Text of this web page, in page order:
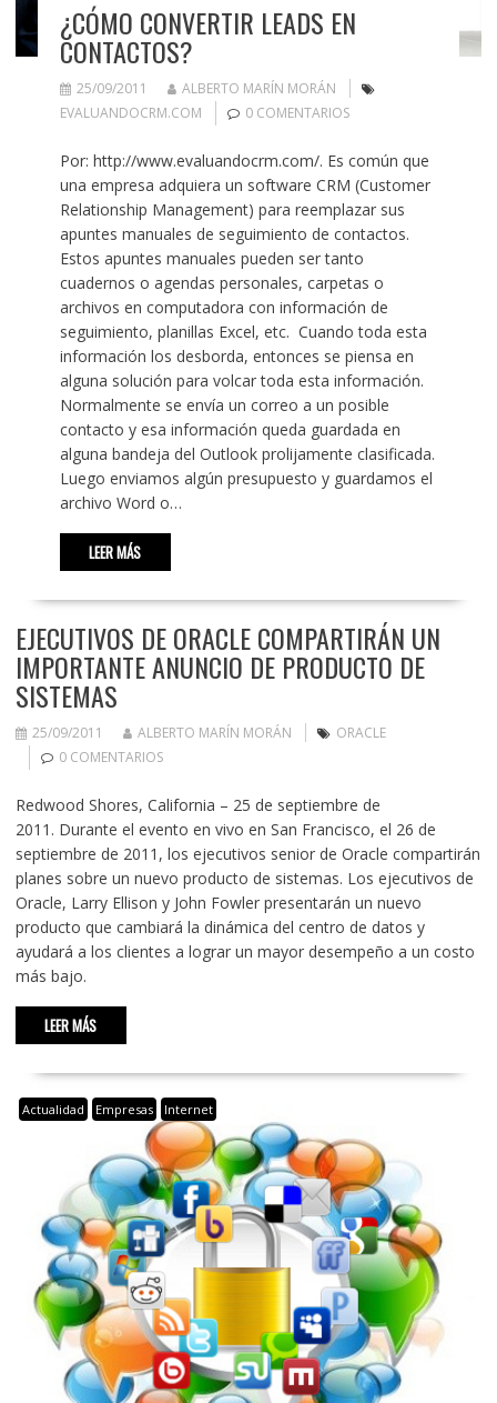
¿CÓMO CONVERTIR LEADS EN
CONTACTOS?
25/09/2011
ALBERTO MARÍN MORÁN
EVALUANDOCRM.COM
0 COMENTARIOS
Por: http://www.evaluandocrm.com/. Es común que
una empresa adquiera un software CRM (Customer
Relationship Management) para reemplazar sus
apuntes manuales de seguimiento de contactos.
Estos apuntes manuales pueden ser tanto
cuadernos o agendas personales, carpetas o
archivos en computadora con información de
seguimiento, planillas Excel, etc. Cuando toda esta
información los desborda, entonces se piensa en
alguna solución para volcar toda esta información.
Normalmente se envía un correo a un posible
contacto y esa información queda guardada en
alguna bandeja del Outlook prolijamente clasificada.
Luego enviamos algún presupuesto y guardamos el
archivo Word o…
LEER MÁS
EJECUTIVOS DE ORACLE COMPARTIRÁN UN
IMPORTANTE ANUNCIO DE PRODUCTO DE
SISTEMAS
25/09/2011 ALBERTO MARÍN MORÁN
ORACLE
0 COMENTARIOS
Redwood Shores, California – 25 de septiembre de
2011. Durante el evento en vivo en San Francisco, el 26 de
septiembre de 2011, los ejecutivos senior de Oracle compartirán
planes sobre un nuevo producto de sistemas. Los ejecutivos de
Oracle, Larry Ellison y John Fowler presentarán un nuevo
producto que cambiará la dinámica del centro de datos y
ayudará a los clientes a lograr un mayor desempeño a un costo
más bajo.
LEER MÁS
Actualidad Empresas Internet